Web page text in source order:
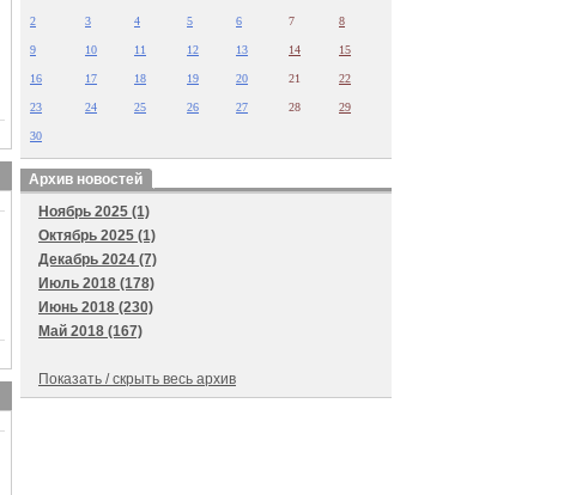
2 3 4 5 6 7 8
9 10 11 12 13 14 15
16 17 18 19 20 21 22
23 24 25 26 27 28 29
30
Архив новостей
Ноябрь 2025 (1)
Октябрь 2025 (1)
Декабрь 2024 (7)
Июль 2018 (178)
Июнь 2018 (230)
Май 2018 (167)
Показать / скрыть весь архив